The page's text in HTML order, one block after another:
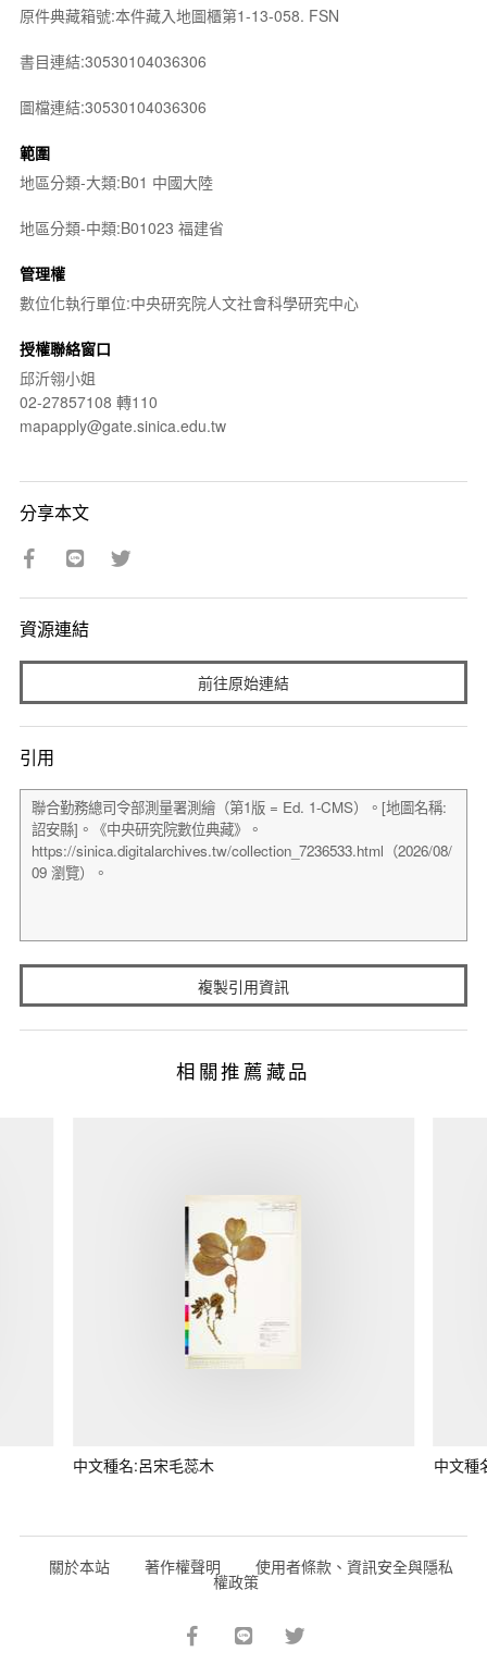
原件典藏箱號:本件藏入地圖櫃第1-13-058. FSN
書目連結:30530104036306
圖檔連結:30530104036306
範圍
地區分類-大類:B01 中國大陸
地區分類-中類:B01023 福建省
管理權
數位化執行單位:中央研究院人文社會科學研究中心
授權聯絡窗口
邱沂翎小姐
02-27857108 轉110
mapapply@gate.sinica.edu.tw
分享本文
資源連結
前往原始連結
引用
複製引用資訊
相關推薦藏品
中文種名:呂宋毛蕊木 中文種
關於本站 著作權聲明 使用者條款、資訊安全與隱私
權政策